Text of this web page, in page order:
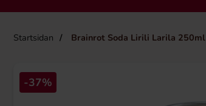
Startsidan Brainrot Soda Lirili Larila 250ml
-37%